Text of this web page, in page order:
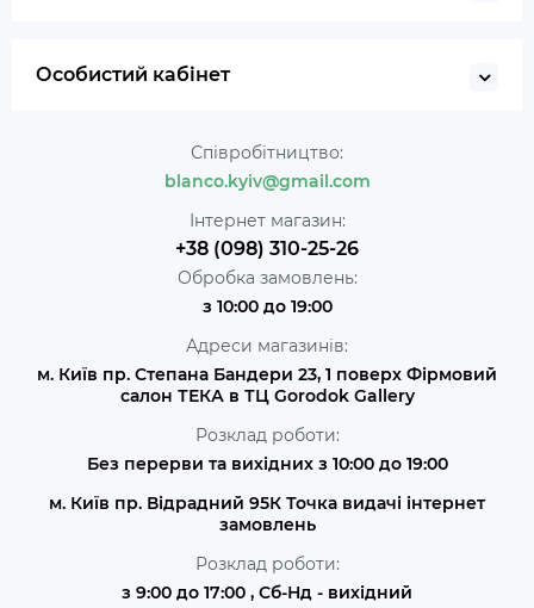
Особистий кабінет
Співробітництво:
blanco.kyiv@gmail.com
Інтернет магазин:
+38 (098) 310-25-26
Обробка замовлень:
з 10:00 до 19:00
Адреси магазинів:
м. Київ пр. Степана Бандери 23, 1 поверх Фірмовий
салон ТЕКА в ТЦ Gorodok Gallery
Розклад роботи:
Без перерви та вихідних з 10:00 до 19:00
м. Київ пр. Відрадний 95К Точка видачі інтернет
замовлень
Розклад роботи:
з 9:00 до 17:00 , Сб-Нд - вихідний